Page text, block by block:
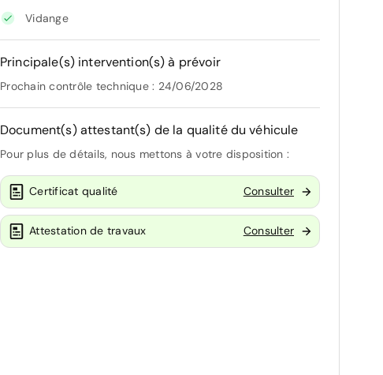
Vidange
Principale(s) intervention(s) à prévoir
Prochain contrôle technique : 24/06/2028
Document(s) attestant(s) de la qualité du véhicule
Pour plus de détails, nous mettons à votre disposition :
Certificat qualité Consulter
Attestation de travaux Consulter